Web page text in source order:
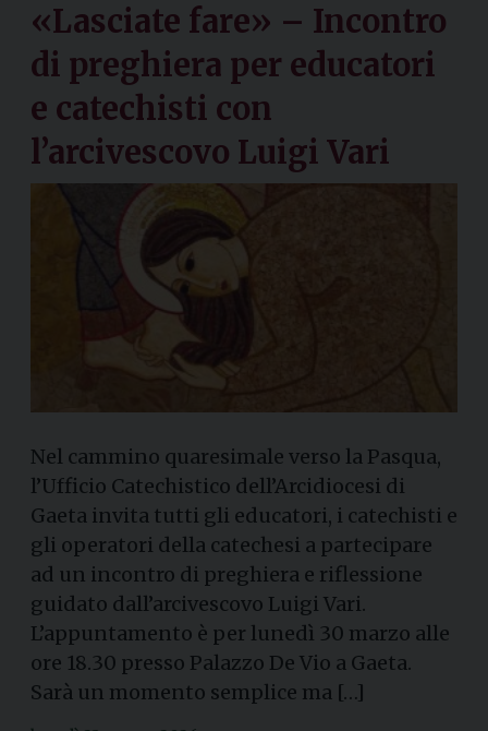
«Lasciate fare» – Incontro
di preghiera per educatori
e catechisti con
l’arcivescovo Luigi Vari
Nel cammino quaresimale verso la Pasqua,
l’Ufficio Catechistico dell’Arcidiocesi di
Gaeta invita tutti gli educatori, i catechisti e
gli operatori della catechesi a partecipare
ad un incontro di preghiera e riflessione
guidato dall’arcivescovo Luigi Vari.
L’appuntamento è per lunedì 30 marzo alle
ore 18.30 presso Palazzo De Vio a Gaeta.
Sarà un momento semplice ma […]